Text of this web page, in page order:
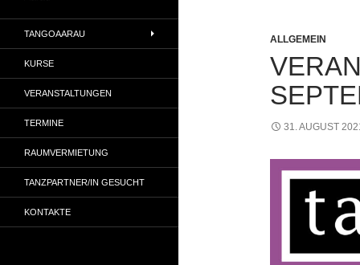
ALLGEMEIN
31. AUGUST
TANGOAARAU
KURSE
VERANSTALTUNGEN
TERMINE
RAUMVERMIETUNG
TANZPARTNER/IN GESUCHT
KONTAKTE